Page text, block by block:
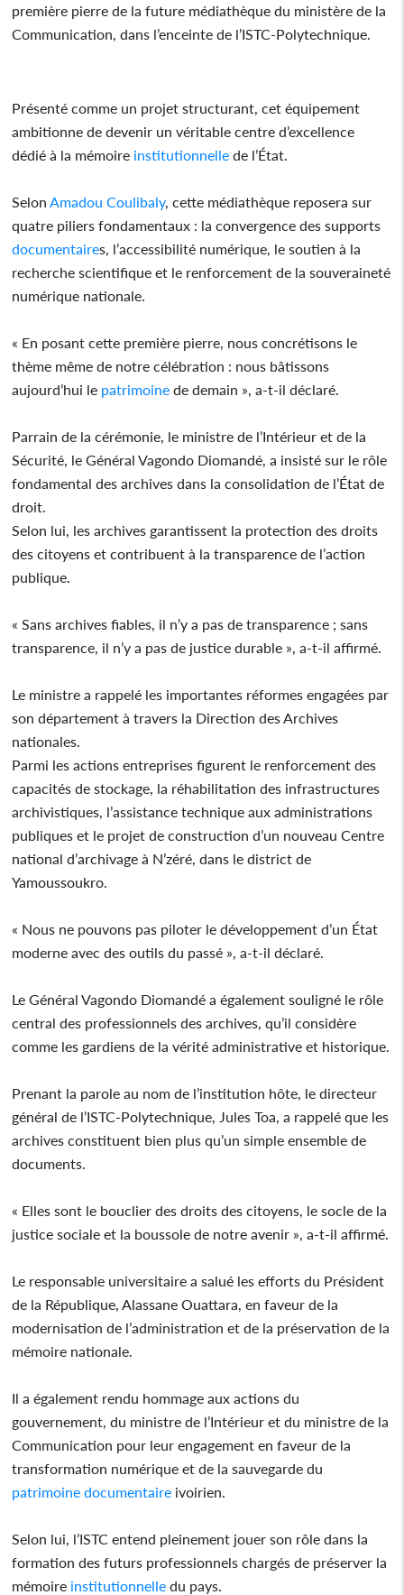
première pierre de la future médiathèque du ministère de la
Communication, dans l’enceinte de l’ISTC-Polytechnique.
Présenté comme un projet structurant, cet équipement
ambitionne de devenir un véritable centre d’excellence
dédié à la mémoire institutionnelle de l’État.
Selon Amadou Coulibaly, cette médiathèque reposera sur
quatre piliers fondamentaux : la convergence des supports
documentaires, l’accessibilité numérique, le soutien à la
recherche scientifique et le renforcement de la souveraineté
numérique nationale.
« En posant cette première pierre, nous concrétisons le
thème même de notre célébration : nous bâtissons
aujourd’hui le patrimoine de demain », a-t-il déclaré.
Parrain de la cérémonie, le ministre de l’Intérieur et de la
Sécurité, le Général Vagondo Diomandé, a insisté sur le rôle
fondamental des archives dans la consolidation de l’État de
droit.
Selon lui, les archives garantissent la protection des droits
des citoyens et contribuent à la transparence de l’action
publique.
« Sans archives fiables, il n’y a pas de transparence ; sans
transparence, il n’y a pas de justice durable », a-t-il affirmé.
Le ministre a rappelé les importantes réformes engagées par
son département à travers la Direction des Archives
nationales.
Parmi les actions entreprises figurent le renforcement des
capacités de stockage, la réhabilitation des infrastructures
archivistiques, l’assistance technique aux administrations
publiques et le projet de construction d’un nouveau Centre
national d’archivage à N’zéré, dans le district de
Yamoussoukro.
« Nous ne pouvons pas piloter le développement d’un État
moderne avec des outils du passé », a-t-il déclaré.
Le Général Vagondo Diomandé a également souligné le rôle
central des professionnels des archives, qu’il considère
comme les gardiens de la vérité administrative et historique.
Prenant la parole au nom de l’institution hôte, le directeur
général de l’ISTC-Polytechnique, Jules Toa, a rappelé que les
archives constituent bien plus qu’un simple ensemble de
documents.
« Elles sont le bouclier des droits des citoyens, le socle de la
justice sociale et la boussole de notre avenir », a-t-il affirmé.
Le responsable universitaire a salué les efforts du Président
de la République, Alassane Ouattara, en faveur de la
modernisation de l’administration et de la préservation de la
mémoire nationale.
Il a également rendu hommage aux actions du
gouvernement, du ministre de l’Intérieur et du ministre de la
Communication pour leur engagement en faveur de la
transformation numérique et de la sauvegarde du
patrimoine documentaire ivoirien.
Selon lui, l’ISTC entend pleinement jouer son rôle dans la
formation des futurs professionnels chargés de préserver la
mémoire institutionnelle du pays.